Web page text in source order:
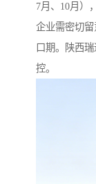
7月、10月）
企业需密切
口期。陕西
控。